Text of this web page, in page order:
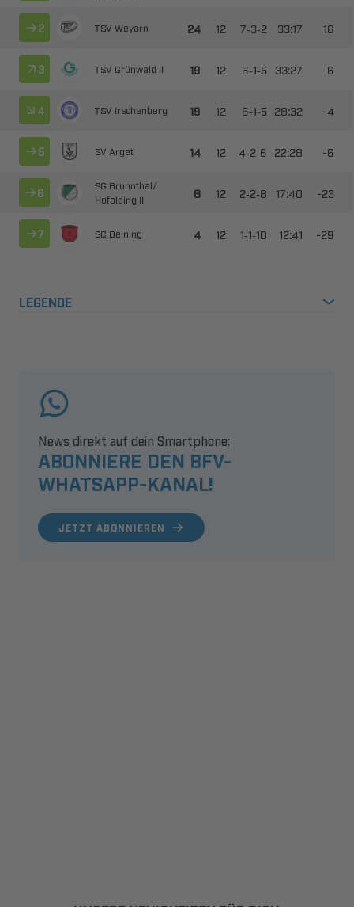
     --  
      --  
     --  ​
     --  ​

 ​
 
  --  ​
     --  ​
LEGENDE
ABONNIERE DEN BFV-
WHATSAPP-KANAL!
News direkt auf dein Smartphone:
JETZT ABONNIEREN